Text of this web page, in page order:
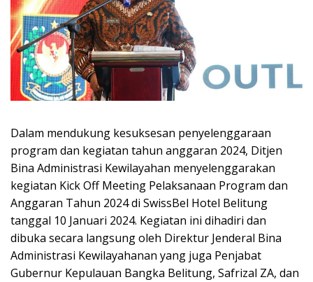
Dalam mendukung kesuksesan penyelenggaraan
program dan kegiatan tahun anggaran 2024, Ditjen
Bina Administrasi Kewilayahan menyelenggarakan
kegiatan Kick Off Meeting Pelaksanaan Program dan
Anggaran Tahun 2024 di SwissBel Hotel Belitung
tanggal 10 Januari 2024. Kegiatan ini dihadiri dan
dibuka secara langsung oleh Direktur Jenderal Bina
Administrasi Kewilayahanan yang juga Penjabat
Gubernur Kepulauan Bangka Belitung, Safrizal ZA, dan